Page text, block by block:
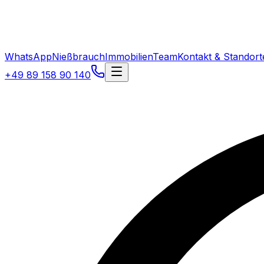
WhatsAppNießbrauchImmobilienTeamKontakt &
+49 89 158 90 140